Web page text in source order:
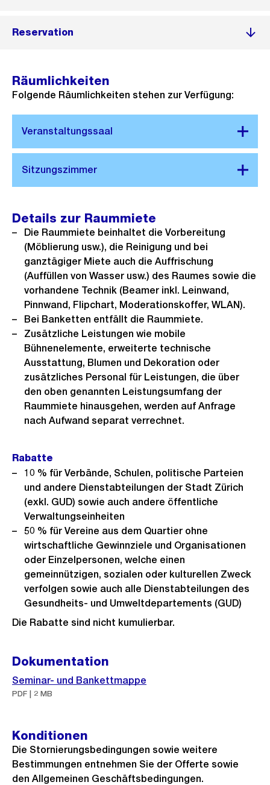
Reservation
Räumlichkeiten
Folgende Räumlichkeiten stehen zur Verfügung:
Details zur Raummiete
Die Raummiete beinhaltet die Vorbereitung
(Möblierung usw.), die Reinigung und bei
ganztägiger Miete auch die Auffrischung
(Auffüllen von Wasser usw.) des Raumes sowie die
vorhandene Technik (Beamer inkl. Leinwand,
Pinnwand, Flipchart, Moderationskoffer, WLAN).
Bei Banketten entfällt die Raummiete.
Zusätzliche Leistungen wie mobile
Bühnenelemente, erweiterte technische
Ausstattung, Blumen und Dekoration oder
zusätzliches Personal für Leistungen, die über
den oben genannten Leistungsumfang der
Raummiete hinausgehen, werden auf Anfrage
nach Aufwand separat verrechnet.
Rabatte
10 % für Verbände, Schulen, politische Parteien
und andere Dienstabteilungen der Stadt Zürich
(exkl. GUD) sowie auch andere öffentliche
Verwaltungseinheiten
50 % für Vereine aus dem Quartier ohne
wirtschaftliche Gewinnziele und Organisationen
oder Einzelpersonen, welche einen
gemeinnützigen, sozialen oder kulturellen Zweck
verfolgen sowie auch alle Dienstabteilungen des
Gesundheits- und Umweltdepartements (GUD)
Die Rabatte sind nicht kumulierbar.
Dokumentation
Seminar- und Bankettmappe
PDF | 2 MB
Konditionen
Die Stornierungsbedingungen sowie weitere
Bestimmungen entnehmen Sie der Offerte sowie
den Allgemeinen Geschäftsbedingungen.